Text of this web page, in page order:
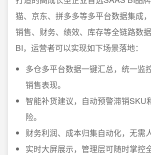
猫、京东、拼多多等多平台数据集成
销售、财务、绩效、库存等全链路数
BI，运营者可以实现如下场景落地：
多仓多平台数据一键汇总，统一监
销售表现。
智能补货建议，自动预警滞销SKU
险。
财务利润、成本归集自动化，无需
实时大屏展示，管理层可随时掌控